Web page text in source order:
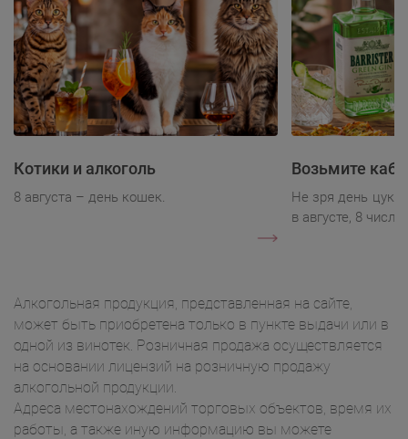
Котики и алкоголь
8 августа – день кошек.
Возьмите
Не зря день
в августе, 8 числа.
Алкогольная продукция, представленная на сайте,
может быть приобретена только в пункте выдачи или в
одной из винотек. Розничная продажа осуществляется
на основании лицензий на розничную продажу
алкогольной продукции.
Адреса местонахождений торговых объектов, время их
работы, а также иную информацию вы можете